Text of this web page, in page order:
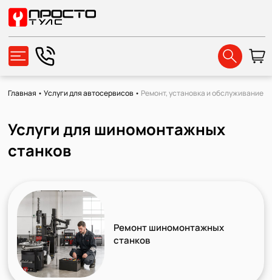
Главная •Услуги для автосервисов • Ремонт, установка и обслуживание
Услуги для шиномонтажных
станков
Ремонт шиномонтажных
станков